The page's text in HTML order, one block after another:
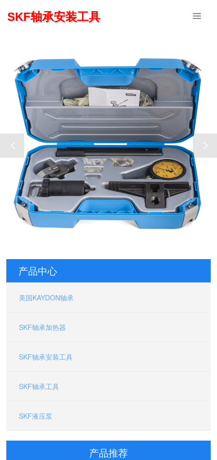
SKF轴承安装工具
产品中心
美国KAYDON轴承
SKF轴承加热器
SKF轴承安装工具
SKF轴承工具
SKF液压泵
产品推荐